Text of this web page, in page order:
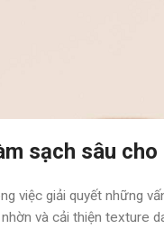
sạch sâu cho
việc giải quyết những
và cải thiện texture